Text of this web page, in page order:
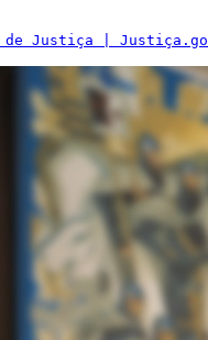
de Justiça |